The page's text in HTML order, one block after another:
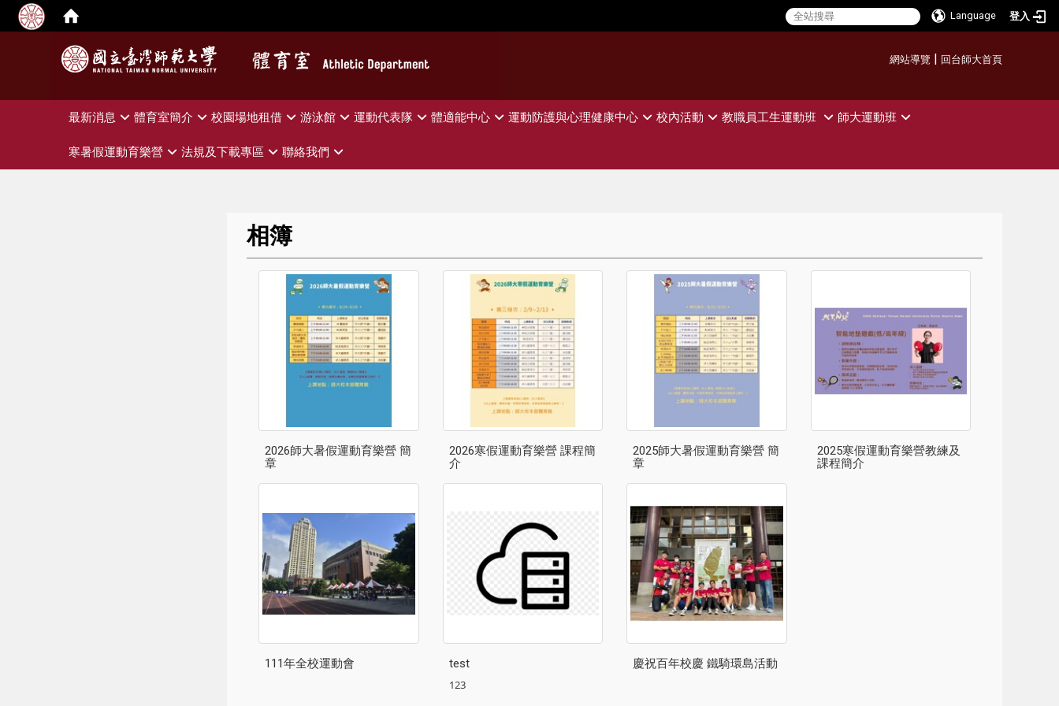
Language 登入
網站導覽 | 回台師大首頁
最新消息 體育室簡介 校園場地租借 游泳館 運動代表隊 體適能中心 運動防護與心理健康中心 校內活動 教職員工生運動班 師大運動班
寒暑假運動育樂營 法規及下載專區 聯絡我們
相簿
2026師大暑假運動育樂營 簡
章
2026寒假運動育樂營 課程簡
介
2025師大暑假運動育樂營 簡
章
2025寒假運動育樂營教練及
課程簡介
111年全校運動會
test
123
慶祝百年校慶 鐵騎環島活動